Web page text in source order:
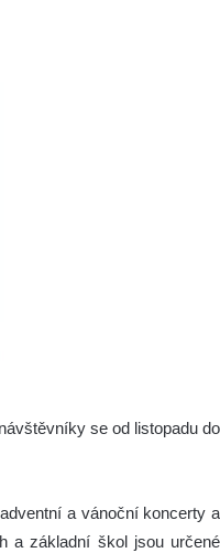
se od listopadu do
a vánoční koncerty a
a základní škol jsou určené